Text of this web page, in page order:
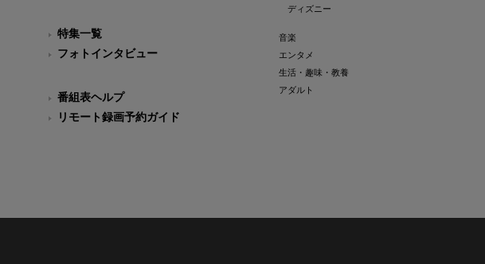
特集一覧
フォトインタビュー
番組表ヘルプ
リモート録画予約ガイド
ディズニー
音楽
エンタメ
生活・趣味・教養
アダルト